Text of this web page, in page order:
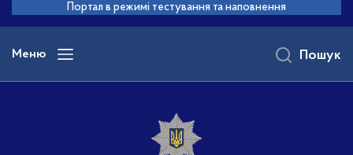
основного
вмісту
Портал в режимі тестування та наповнення
Меню Пошук